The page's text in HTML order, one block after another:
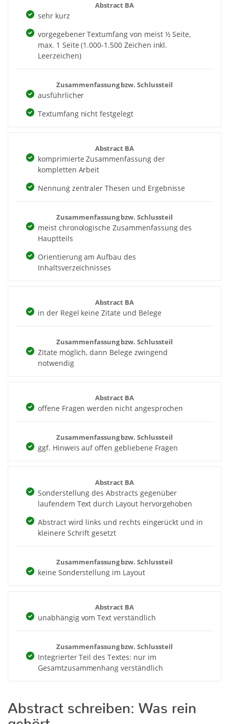
Abstract BA
sehr kurz
vorgegebener Textumfang von meist ½ Seite,
max. 1 Seite (1.000-1.500 Zeichen inkl.
Leerzeichen)
Zusammenfassung bzw. Schlussteil
ausführlicher
Textumfang nicht festgelegt
Abstract BA
komprimierte Zusammenfassung der
kompletten Arbeit
Nennung zentraler Thesen und Ergebnisse
Zusammenfassung bzw. Schlussteil
meist chronologische Zusammenfassung des
Hauptteils
Orientierung am Aufbau des
Inhaltsverzeichnisses
Abstract BA
in der Regel keine Zitate und Belege
Zusammenfassung bzw. Schlussteil
Zitate möglich, dann Belege zwingend
notwendig
Abstract BA
offene Fragen werden nicht angesprochen
Zusammenfassung bzw. Schlussteil
ggf. Hinweis auf offen gebliebene Fragen
Abstract BA
Sonderstellung des Abstracts gegenüber
laufendem Text durch Layout hervorgehoben
Abstract wird links und rechts eingerückt und in
kleinere Schrift gesetzt
Zusammenfassung bzw. Schlussteil
keine Sonderstellung im Layout
Abstract BA
unabhängig vom Text verständlich
Zusammenfassung bzw. Schlussteil
Integrierter Teil des Textes: nur im
Gesamtzusammenhang verständlich
Abstract schreiben: Was rein
gehört